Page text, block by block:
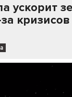
ускорит
кризисов